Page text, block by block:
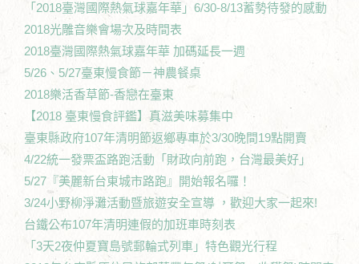
「2018臺灣國際熱氣球嘉年華」6/30-8/13蓄勢待發的感動
2018光雕音樂會場次及時間表
2018臺灣國際熱氣球嘉年華 加碼延長一週
5/26、5/27臺東慢食節－神農餐桌
2018樂活香草節-香戀在臺東
【2018 臺東慢食評鑑】真滋美味募集中
臺東縣政府107年清明節返鄉專車於3/30晚間19點開賣
4/22統一發票盃路跑活動「財政向前跑，台灣最美好」
5/27『美麗新台東城市路跑』開始報名囉！
3/24小野柳淨灘活動暨旅遊安全宣導 ，歡迎大家一起來!
台鐵公布107年清明連假的加班車時刻表
「3天2夜仲夏寶島號郵輪式列車」特色觀光行程